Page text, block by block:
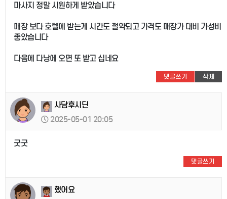
마사지 정말 시원하게 받았습니다
매장 보다 호텔에 받는게 시간도 절약되고 가격도 매장가 대비 가성비
좋았습니다
다음에 다낭에 오면 또 받고 십네요
댓글쓰기 삭제
사담후시딘
2025-05-01 20:05
굿굿
댓글쓰기
했어요